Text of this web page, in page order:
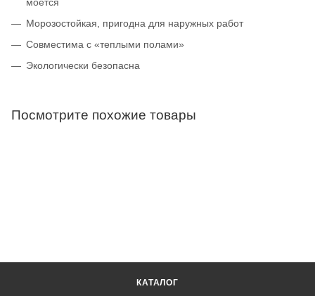
Морозостойкая, пригодна для наружных работ
Совместима с «теплыми полами»
Экологически безопасна
Посмотрите похожие товары
КАТАЛОГ